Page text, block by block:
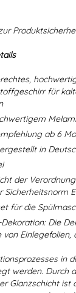
für
ab 6
in
der Verordnung
Sicherheitsnorm
für die
Die
von Einlegefolien,
in
werden. Durch
Glanzschicht ist